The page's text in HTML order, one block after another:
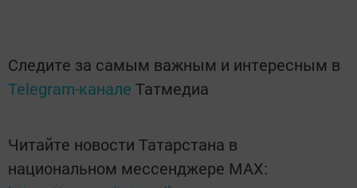
Следите за самым важным и интересным в
Telegram-канале Татмедиа
Читайте новости Татарстана в
национальном мессенджере MАХ: